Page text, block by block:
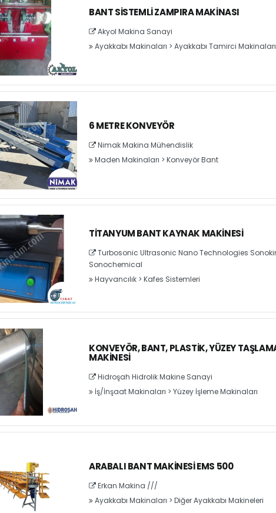
BANT SISTEMLI ZAMPIRA MAKINASI
Akyol Makina Sanayi
Ayakkabı Makinaları > Ayakkabı Tamirci Makinaları
6 METRE KONVEYÖR
Nimak Makina Mühendislik
Maden Makinaları > Konveyör Bant
TITANYUM BANT KAYNAK MAKINESI
Turbosonic Ultrasonic Nano Technologies
Sonochemical
Hayvancılık > Kafes Sistemleri
KONVEYÖR, BANT, PLASTIK, YÜZEY
MAKINESI
Hidroşah Hidrolik Makine Sanayi
İş/İnşaat Makinaları > Yüzey İşleme Makinaları
ARABALI BANT MAKINESI EMS 500
Erkan Makina ///
Ayakkabı Makinaları > Diğer Ayakkabı Makineleri